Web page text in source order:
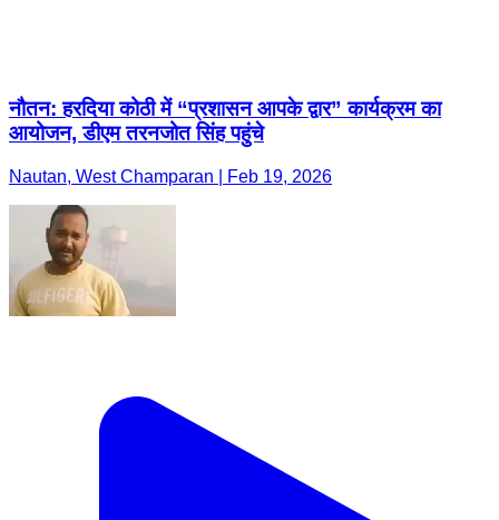
नौतन: हरदिया कोठी में “प्रशासन आपके द्वार” कार्यक्रम का
आयोजन, डीएम तरनजोत सिंह पहुंचे
Nautan, West Champaran | Feb 19, 2026